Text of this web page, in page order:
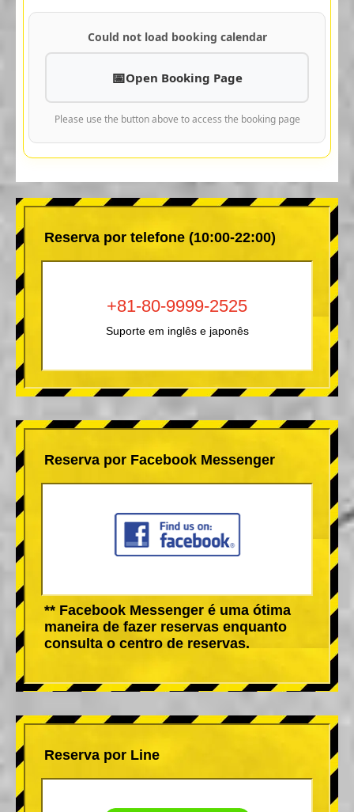
Could not load booking calendar
Open Booking Page
Please use the button above to access the booking page
Reserva por telefone (10:00-22:00)
+81-80-9999-2525
Suporte em inglês e japonês
Reserva por Facebook Messenger
** Facebook Messenger é uma ótima
maneira de fazer reservas enquanto
consulta o centro de reservas.
Reserva por Line